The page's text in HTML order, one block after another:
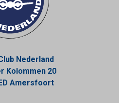
Nederland
Kolommen 20
Amersfoort